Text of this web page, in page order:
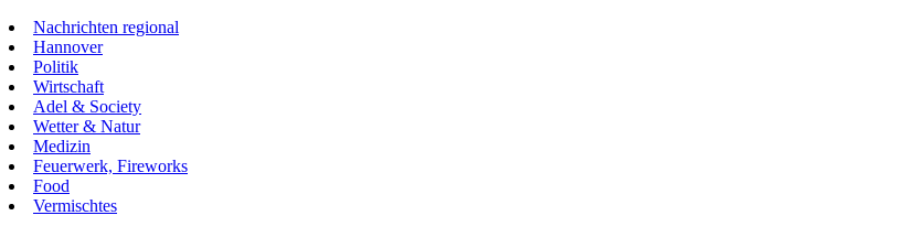
Nachrichten regional
Hannover
Politik
Wirtschaft
Adel & Society
Wetter & Natur
Medizin
Feuerwerk, Fireworks
Food
Vermischtes